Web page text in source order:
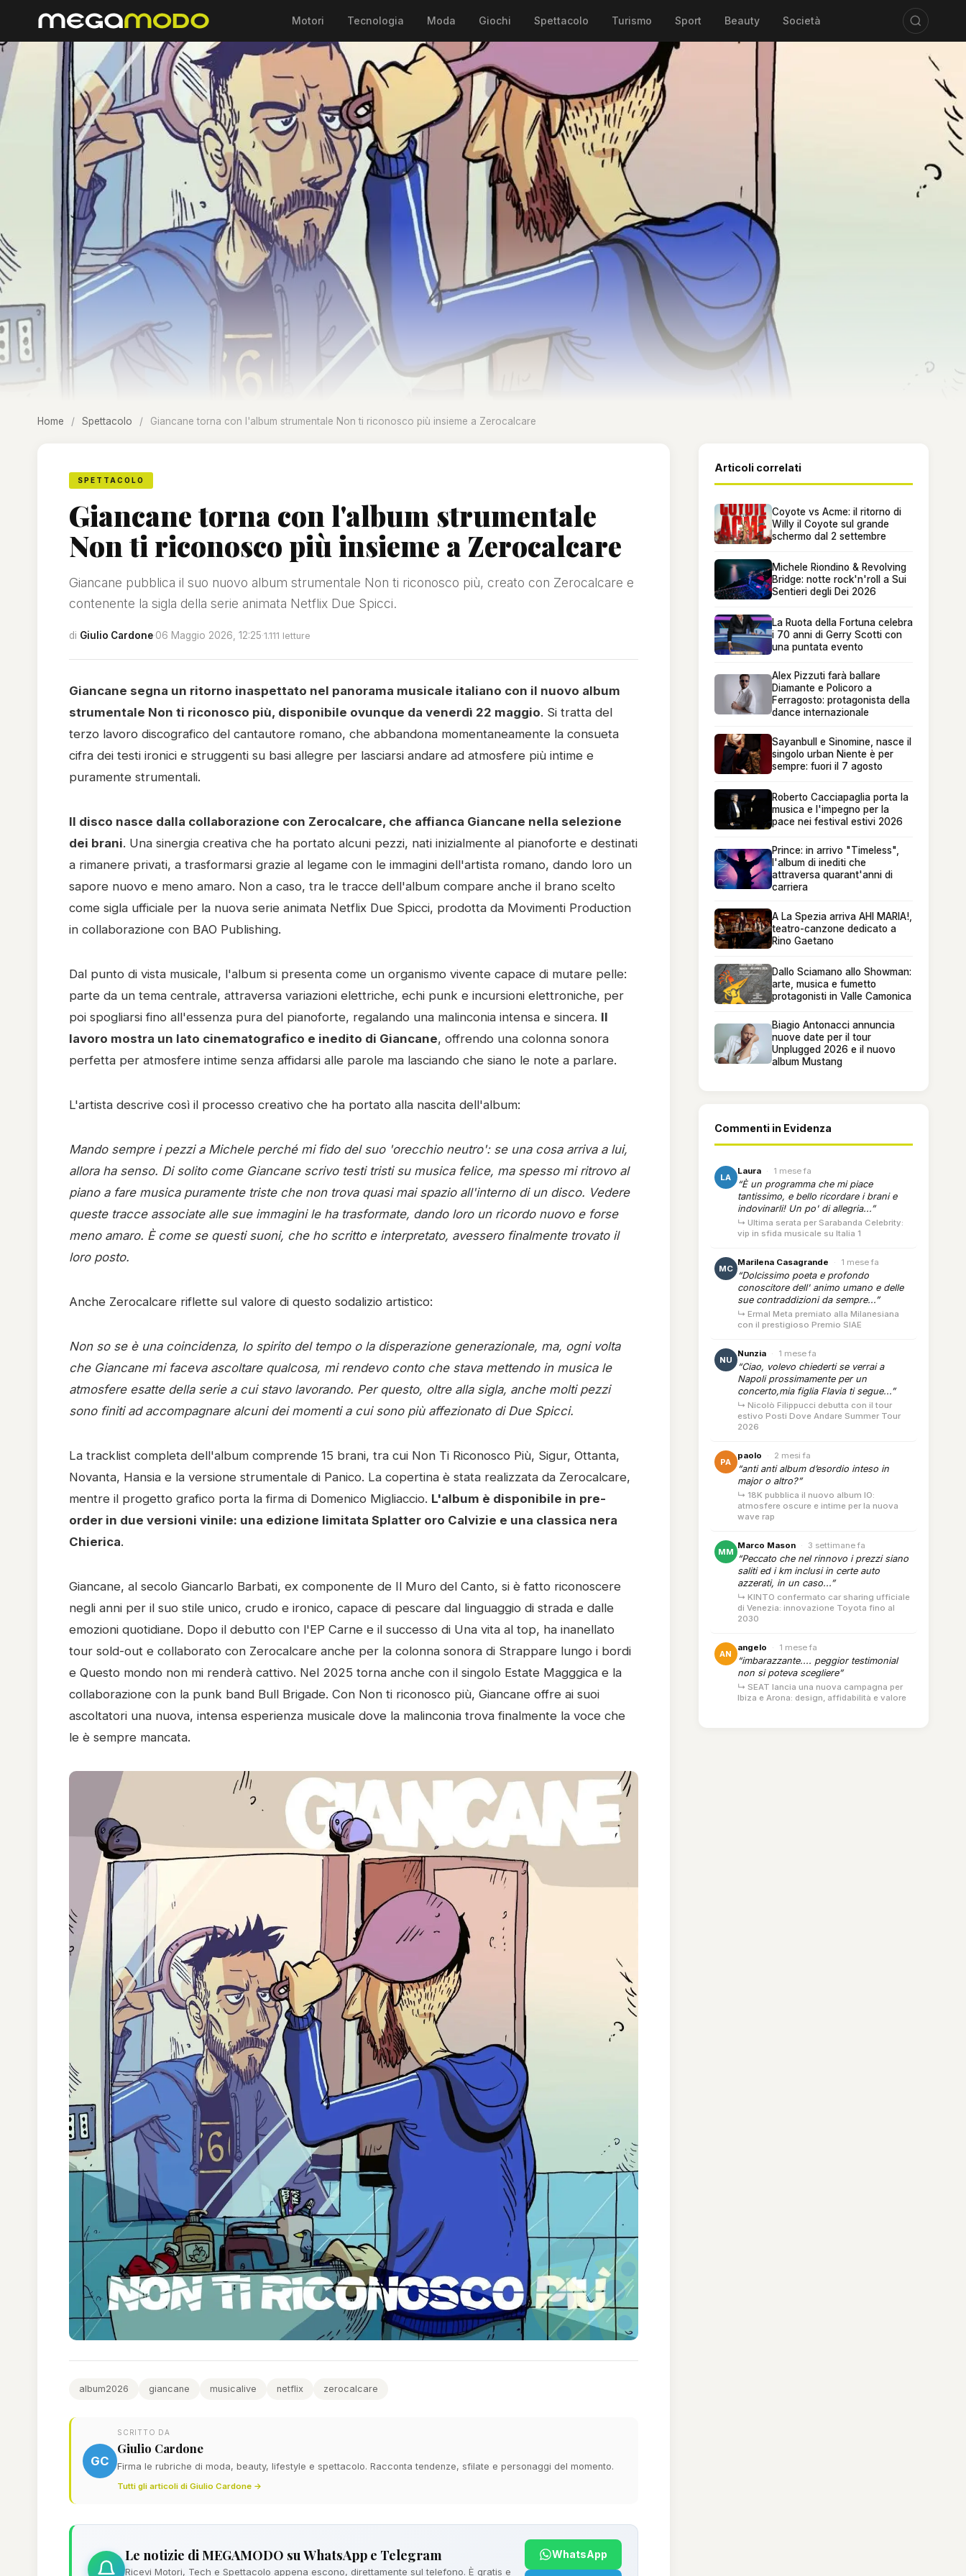
Motori Tecnologia Moda Giochi Spettacolo Turismo Sport Beauty Società
Home / Spettacolo / Giancane torna con l'album strumentale Non ti riconosco più insieme a Zerocalcare
SPETTACOLO
Giancane torna con l'album strumentale
Non ti riconosco più insieme a Zerocalcare
Giancane pubblica il suo nuovo album strumentale Non ti riconosco più, creato con Zerocalcare e
contenente la sigla della serie animata Netflix Due Spicci.
di Giulio Cardone·06 Maggio 2026, 12:25·1.111 letture
Giancane segna un ritorno inaspettato nel panorama musicale italiano con il nuovo album
strumentale Non ti riconosco più, disponibile ovunque da venerdì 22 maggio. Si tratta del
terzo lavoro discografico del cantautore romano, che abbandona momentaneamente la consueta
cifra dei testi ironici e struggenti su basi allegre per lasciarsi andare ad atmosfere più intime e
puramente strumentali.
Il disco nasce dalla collaborazione con Zerocalcare, che affianca Giancane nella selezione
dei brani. Una sinergia creativa che ha portato alcuni pezzi, nati inizialmente al pianoforte e destinati
a rimanere privati, a trasformarsi grazie al legame con le immagini dell'artista romano, dando loro un
sapore nuovo e meno amaro. Non a caso, tra le tracce dell'album compare anche il brano scelto
come sigla ufficiale per la nuova serie animata Netflix Due Spicci, prodotta da Movimenti Production
in collaborazione con BAO Publishing.
Dal punto di vista musicale, l'album si presenta come un organismo vivente capace di mutare pelle:
parte da un tema centrale, attraversa variazioni elettriche, echi punk e incursioni elettroniche, per
poi spogliarsi fino all'essenza pura del pianoforte, regalando una malinconia intensa e sincera. Il
lavoro mostra un lato cinematografico e inedito di Giancane, offrendo una colonna sonora
perfetta per atmosfere intime senza affidarsi alle parole ma lasciando che siano le note a parlare.
L'artista descrive così il processo creativo che ha portato alla nascita dell'album:
Mando sempre i pezzi a Michele perché mi fido del suo 'orecchio neutro': se una cosa arriva a lui,
allora ha senso. Di solito come Giancane scrivo testi tristi su musica felice, ma spesso mi ritrovo al
piano a fare musica puramente triste che non trova quasi mai spazio all'interno di un disco. Vedere
queste tracce associate alle sue immagini le ha trasformate, dando loro un ricordo nuovo e forse
meno amaro. È come se questi suoni, che ho scritto e interpretato, avessero finalmente trovato il
loro posto.
Anche Zerocalcare riflette sul valore di questo sodalizio artistico:
Non so se è una coincidenza, lo spirito del tempo o la disperazione generazionale, ma, ogni volta
che Giancane mi faceva ascoltare qualcosa, mi rendevo conto che stava mettendo in musica le
atmosfere esatte della serie a cui stavo lavorando. Per questo, oltre alla sigla, anche molti pezzi
sono finiti ad accompagnare alcuni dei momenti a cui sono più affezionato di Due Spicci.
La tracklist completa dell'album comprende 15 brani, tra cui Non Ti Riconosco Più, Sigur, Ottanta,
Novanta, Hansia e la versione strumentale di Panico. La copertina è stata realizzata da Zerocalcare,
mentre il progetto grafico porta la firma di Domenico Migliaccio. L'album è disponibile in pre-
order in due versioni vinile: una edizione limitata Splatter oro Calvizie e una classica nera
Chierica.
Giancane, al secolo Giancarlo Barbati, ex componente de Il Muro del Canto, si è fatto riconoscere
negli anni per il suo stile unico, crudo e ironico, capace di pescare dal linguaggio di strada e dalle
emozioni quotidiane. Dopo il debutto con l'EP Carne e il successo di Una vita al top, ha inanellato
tour sold-out e collaborato con Zerocalcare anche per la colonna sonora di Strappare lungo i bordi
e Questo mondo non mi renderà cattivo. Nel 2025 torna anche con il singolo Estate Magggica e la
collaborazione con la punk band Bull Brigade. Con Non ti riconosco più, Giancane offre ai suoi
ascoltatori una nuova, intensa esperienza musicale dove la malinconia trova finalmente la voce che
le è sempre mancata.
album2026 giancane musicalive netflix zerocalcare
GC
SCRITTO DA
Giulio Cardone
Firma le rubriche di moda, beauty, lifestyle e spettacolo. Racconta tendenze, sfilate e personaggi del momento.
Tutti gli articoli di Giulio Cardone →
Le notizie di MEGAMODO su WhatsApp e Telegram
Ricevi Motori, Tech e Spettacolo appena escono, direttamente sul telefono. È gratis e
WhatsApp
Articoli correlati
Coyote vs Acme: il ritorno di
Willy il Coyote sul grande
schermo dal 2 settembre
Michele Riondino & Revolving
Bridge: notte rock'n'roll a Sui
Sentieri degli Dei 2026
La Ruota della Fortuna celebra
i 70 anni di Gerry Scotti con
una puntata evento
Alex Pizzuti farà ballare
Diamante e Policoro a
Ferragosto: protagonista della
dance internazionale
Sayanbull e Sinomine, nasce il
singolo urban Niente è per
sempre: fuori il 7 agosto
Roberto Cacciapaglia porta la
musica e l'impegno per la
pace nei festival estivi 2026
Prince: in arrivo "Timeless",
l'album di inediti che
attraversa quarant'anni di
carriera
A La Spezia arriva AHI MARIA!,
teatro-canzone dedicato a
Rino Gaetano
Dallo Sciamano allo Showman:
arte, musica e fumetto
protagonisti in Valle Camonica
Biagio Antonacci annuncia
nuove date per il tour
Unplugged 2026 e il nuovo
album Mustang
Commenti in Evidenza
LA
Laura · 1 mese fa
“È un programma che mi piace
tantissimo, e bello ricordare i brani e
indovinarli! Un po' di allegria...”
↳ Ultima serata per Sarabanda Celebrity:
vip in sfida musicale su Italia 1
MC
Marilena Casagrande · 1 mese fa
“Dolcissimo poeta e profondo
conoscitore dell' animo umano e delle
sue contraddizioni da sempre...”
↳ Ermal Meta premiato alla Milanesiana
con il prestigioso Premio SIAE
NU
Nunzia · 1 mese fa
“Ciao, volevo chiederti se verrai a
Napoli prossimamente per un
concerto,mia figlia Flavia ti segue...”
↳ Nicolò Filippucci debutta con il tour
estivo Posti Dove Andare Summer Tour
2026
PA
paolo · 2 mesi fa
“anti anti album d’esordio inteso in
major o altro?”
↳ 18K pubblica il nuovo album IO:
atmosfere oscure e intime per la nuova
wave rap
MM
Marco Mason · 3 settimane fa
“Peccato che nel rinnovo i prezzi siano
saliti ed i km inclusi in certe auto
azzerati, in un caso...”
↳ KINTO confermato car sharing ufficiale
di Venezia: innovazione Toyota fino al
2030
AN
angelo · 1 mese fa
“imbarazzante.... peggior testimonial
non si poteva scegliere”
↳ SEAT lancia una nuova campagna per
Ibiza e Arona: design, affidabilità e valore